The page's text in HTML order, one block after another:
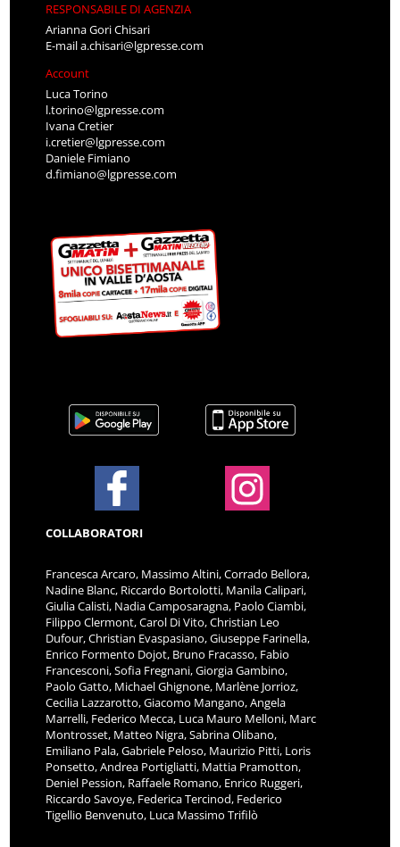
RESPONSABILE DI AGENZIA
Arianna Gori Chisari
E-maila.chisari@lgpresse.com
Account
Luca Torino
l.torino@lgpresse.com
Ivana Cretier
i.cretier@lgpresse.com
Daniele Fimiano
d.fimiano@lgpresse.com
COLLABORATORI
Francesca Arcaro, Massimo Altini, Corrado Bellora,
Nadine Blanc, Riccardo Bortolotti, Manila Calipari,
Giulia Calisti, Nadia Camposaragna, Paolo Ciambi,
Filippo Clermont, Carol Di Vito, Christian Leo
Dufour, Christian Evaspasiano, Giuseppe Farinella,
Enrico Formento Dojot, Bruno Fracasso, Fabio
Francesconi, Sofia Fregnani, Giorgia Gambino,
Paolo Gatto, Michael Ghignone, Marlène Jorrioz,
Cecilia Lazzarotto, Giacomo Mangano, Angela
Marrelli, Federico Mecca, Luca Mauro Melloni, Marc
Montrosset, Matteo Nigra, Sabrina Olibano,
Emiliano Pala, Gabriele Peloso, Maurizio Pitti, Loris
Ponsetto, Andrea Portigliatti, Mattia Pramotton,
Deniel Pession, Raffaele Romano, Enrico Ruggeri,
Riccardo Savoye, Federica Tercinod, Federico
Tigellio Benvenuto, Luca Massimo Trifilò